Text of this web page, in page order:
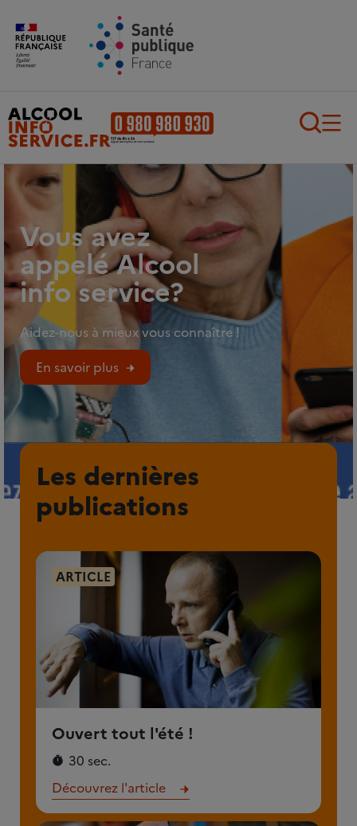
Aller au contenu principal
Vous avez
appelé Alcool
info service?
Aidez-nous à mieux vous connaître !
En savoir plus
Les dernières
publications
ARTICLE
Ouvert tout l'été !
30 sec.
Découvrez l'article